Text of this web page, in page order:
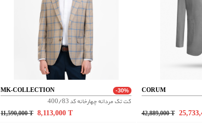
MK-COLLECTION -30%
کت تک مردانه چهارخانه کد 400/83
11,590,000T 8,113,000T
CORUM
42,889,000T